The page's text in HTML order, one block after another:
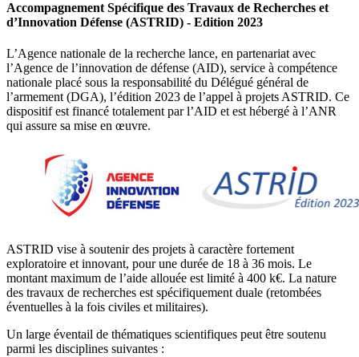
Accompagnement Spécifique des Travaux de Recherches et
d’Innovation Défense (ASTRID) - Edition 2023
L’Agence nationale de la recherche lance, en partenariat avec
l’Agence de l’innovation de défense (AID), service à compétence
nationale placé sous la responsabilité du Délégué général de
l’armement (DGA), l’édition 2023 de l’appel à projets ASTRID. Ce
dispositif est financé totalement par l’AID et est hébergé à l’ANR
qui assure sa mise en œuvre.
ASTRID vise à soutenir des projets à caractère fortement
exploratoire et innovant, pour une durée de 18 à 36 mois. Le
montant maximum de l’aide allouée est limité à 400 k€. La nature
des travaux de recherches est spécifiquement duale (retombées
éventuelles à la fois civiles et militaires).
Un large éventail de thématiques scientifiques peut être soutenu
parmi les disciplines suivantes :